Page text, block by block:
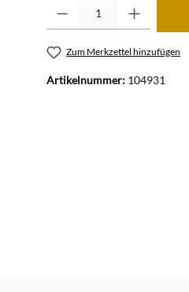
Zum Merkzettel hinzufügen
Artikelnummer: 104931